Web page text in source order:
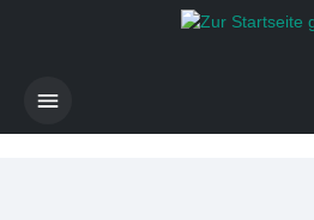
Zum Hauptinhalt springen